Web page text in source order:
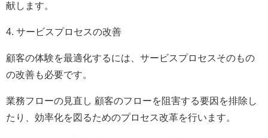
献します。
4. サービスプロセスの改善
顧客の体験を最適化するには、サービスプロセスそのもの
の改善も必要です。
業務フローの見直し 顧客のフローを阻害する要因を排除し
たり、効率化を図るためのプロセス改革を行います。